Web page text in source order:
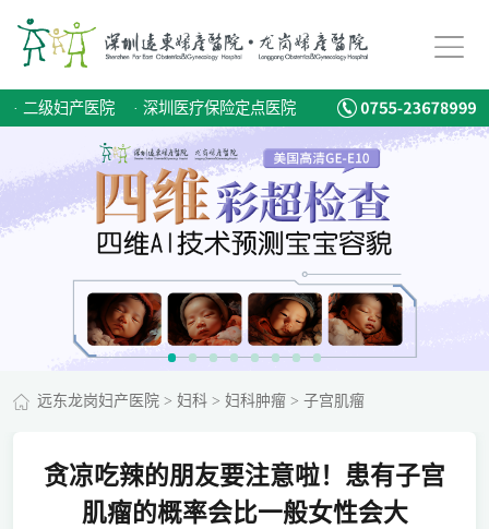
· 二级妇产医院 · 深圳医疗保险定点医院
远东龙岗妇产医院> 妇科> 妇科肿瘤 > 子宫肌瘤
贪凉吃辣的朋友要注意啦！患有子宫
肌瘤的概率会比一般女性会大